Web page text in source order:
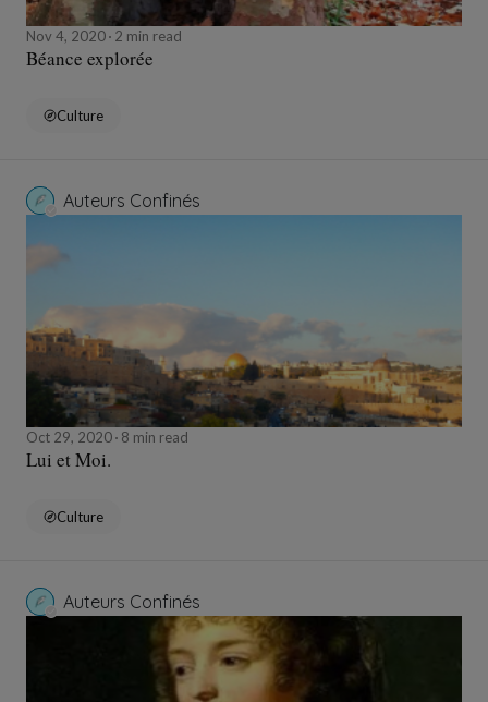
Nov 4, 2020 2 min read
Béance explorée
Culture
Auteurs Confinés
Oct 29, 2020 8 min read
Lui et Moi.
Culture
Auteurs Confinés